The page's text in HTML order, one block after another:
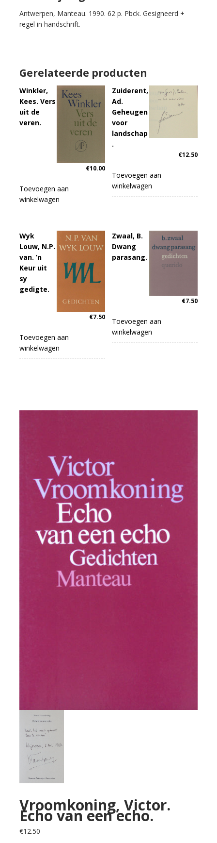
Antwerpen, Manteau. 1990. 62 p. Pbck. Gesigneerd +
regel in handschrift.
Gerelateerde producten
Winkler,
Kees. Vers
uit de
veren.
€10.00
Toevoegen aan
winkelwagen
Zuiderent,
Ad.
Geheugen
voor
landschap
.
€12.50
Toevoegen aan
winkelwagen
Wyk
Louw, N.P.
van. ’n
Keur uit
sy
gedigte.
€7.50
Toevoegen aan
winkelwagen
Zwaal, B.
Dwang
parasang.
€7.50
Toevoegen aan
winkelwagen
Vroomkoning, Victor.
Echo van een echo.
€12.50